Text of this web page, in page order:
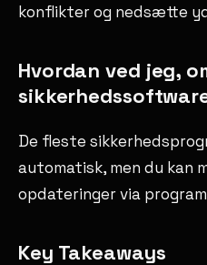
konflikter og nedsætte
Hvordan ved jeg,
De fleste
automatisk, men du kan
opdateringer via
Key Takeaways